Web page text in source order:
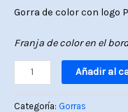
Gorra de color con logo
Franja de color en el
Añadir al
Categoría: Gorras